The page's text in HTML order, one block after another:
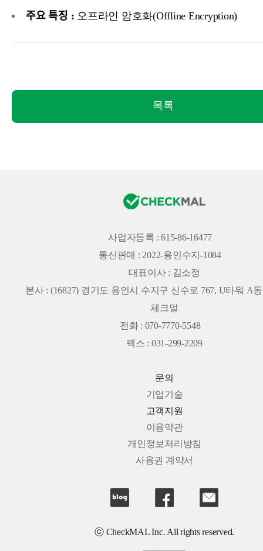
주요 특징 : 오프라인 암호화(Offline Encryption)
목록
사업자등록 : 615-86-16477
통신판매 : 2022-용인수지-1084
대표이사 : 김소정
본사 : (16827) 경기도 용인시 수지구 신수로 767, U타워 A
체크멀
전화 : 070-7770-5548
팩스 : 031-299-2209
문의
기업기술
고객지원
이용약관
개인정보처리방침
사용권 계약서
ⓒ CheckMAL Inc. All rights reserved.